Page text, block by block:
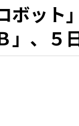
ボッ
」、５